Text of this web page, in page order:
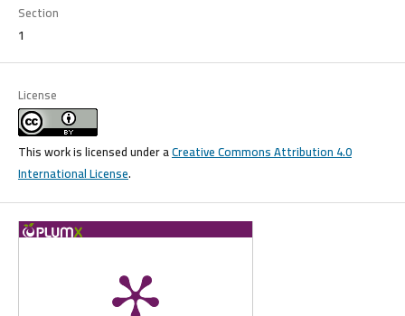
Section
1
License
This work is licensed under aCreative Commons Attribution 4.0
International License.